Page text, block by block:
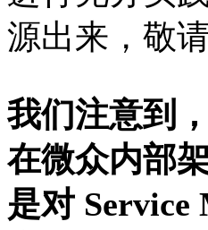
源出来，敬请
我们注意到
在微众内部
是对 Service